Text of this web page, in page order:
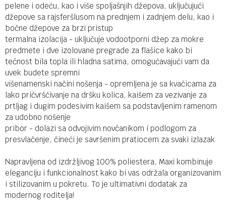
pelene i odeću, kao i više spoljašnjih džepova, uključujući
džepove sa rajsferšlusom na prednjem i zadnjem delu, kao i
bočne džepove za brzi pristup
termalna izolacija - uključuje vodootporni džep za mokre
predmete i dve izolovane pregrade za flašice kako bi
tečnost bila topla ili hladna satima, omogućavajući vam da
uvek budete spremni
višenamenski načini nošenja - opremljena je sa kvačicama za
lako pričvršćivanje na dršku kolica, kaišem za vezivanje za
prtljag i dugim podesivim kaišem sa podstavljenim ramenom
za udobno nošenje
pribor - dolazi sa odvojivim novčanikom i podlogom za
presvlačenje, čineći je savršenim pratiocem za svaki izlazak
Napravljena od izdržljivog 100% poliestera, Maxi kombinuje
eleganciju i funkcionalnost kako bi vas održala organizovanim
i stilizovanim u pokretu. To je ultimativni dodatak za
modernog roditelja!